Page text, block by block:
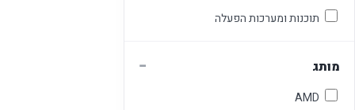
תוכנות ומערכות הפעלה
מותג −